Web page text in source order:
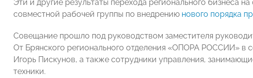
Эти и другие результаты перехода регионального бизнеса
совместной рабочей группы по внедрению нового порядка
Совещание прошло под руководством заместителя
От Брянского регионального отделения «ОПОРА РОССИИ» в
Игорь Пискунов, а также сотрудники управления,
техники.